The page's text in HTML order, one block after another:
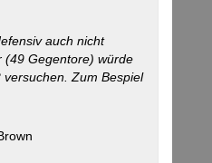
auch nicht
(49 Gegentore) würde
Zum Bespiel